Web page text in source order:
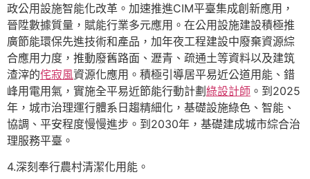
政公用設施智能化改革。加速推進CIM平臺集成創新應用，
晉陞數據質量，賦能行業多元應用。在公用設施建設積極推
廣節能環保先進技術和產品，加年夜工程建設中廢棄資源綜
合應用力度，推動廢舊路面、瀝青、疏通土等資料以及建筑
渣滓的侘寂風資源化應用。積極引導居平易近公道用能、錯
峰用電用氣，實施全平易近節能行動計劃綠設計師 。到2025
年，城市治理運行體系日趨精細化，基礎設施綠色、智能、
協調、平安程度慢慢進步。到2030年，基礎建成城市綜合治
理服務平臺。
4.深刻奉行農村清潔化用能。